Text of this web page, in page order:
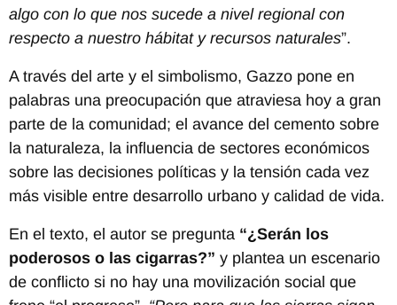
algo con lo que nos sucede a nivel regional con
respecto a nuestro hábitat y recursos naturales”.
A través del arte y el simbolismo, Gazzo pone en
palabras una preocupación que atraviesa hoy a gran
parte de la comunidad; el avance del cemento sobre
la naturaleza, la influencia de sectores económicos
sobre las decisiones políticas y la tensión cada vez
más visible entre desarrollo urbano y calidad de vida.
En el texto, el autor se pregunta “¿Serán los
poderosos o las cigarras?” y plantea un escenario
de conflicto si no hay una movilización social que